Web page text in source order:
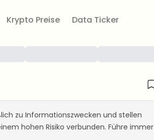
Krypto Preise Data Ticker
zu Informationszwecken und stellen
hohen Risiko verbunden. Führe immer